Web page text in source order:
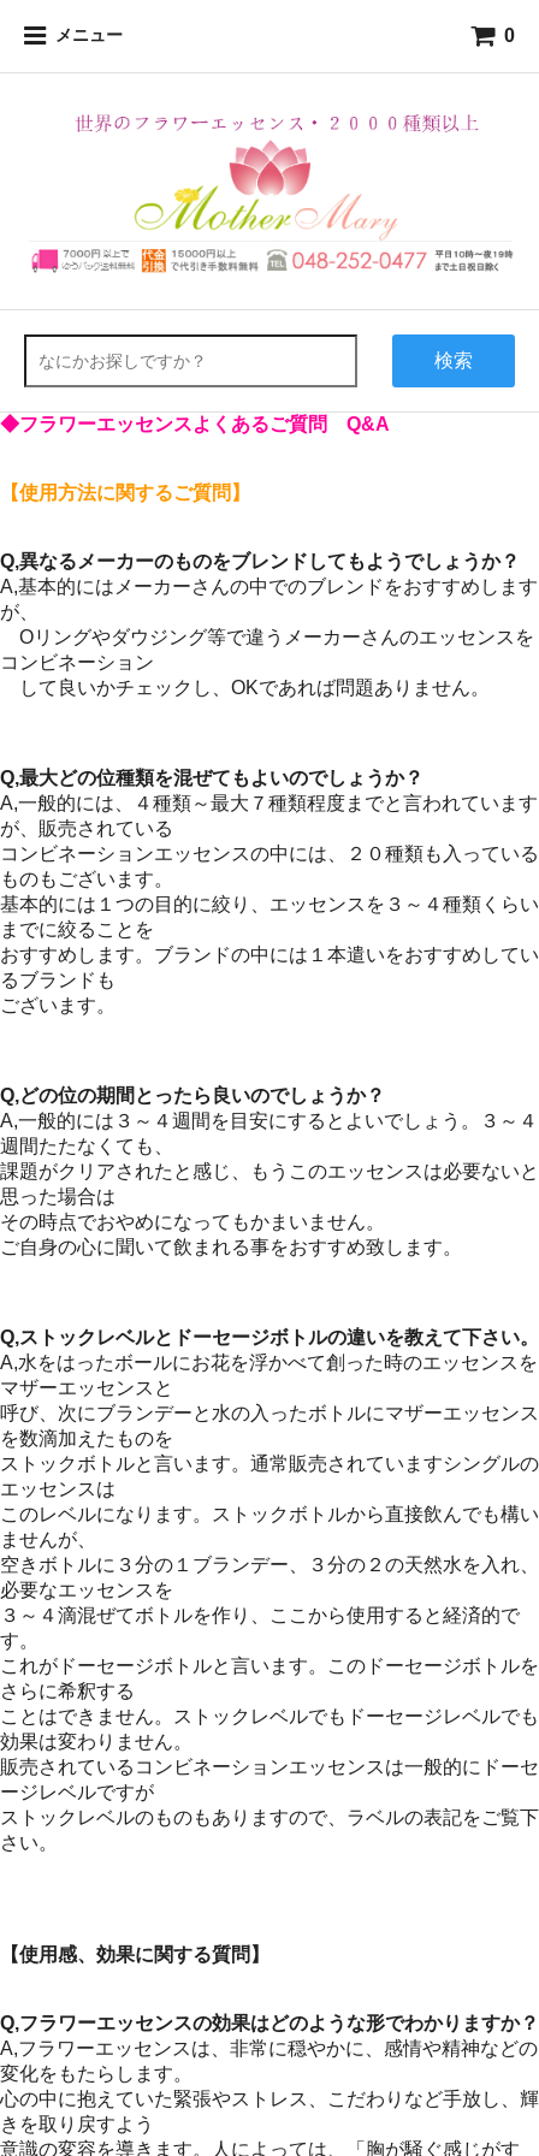
メニュー 0
検索
◆フラワーエッセンスよくあるご質問 Q&A
【使用方法に関するご質問】
Q,異なるメーカーのものをブレンドしてもようでしょうか？
A,基本的にはメーカーさんの中でのブレンドをおすすめします
が、
Oリングやダウジング等で違うメーカーさんのエッセンスを
コンビネーション
して良いかチェックし、OKであれば問題ありません。
Q,最大どの位種類を混ぜてもよいのでしょうか？
A,一般的には、４種類～最大７種類程度までと言われています
が、販売されている
コンビネーションエッセンスの中には、２０種類も入っている
ものもございます。
基本的には１つの目的に絞り、エッセンスを３～４種類くらい
までに絞ることを
おすすめします。ブランドの中には１本遣いをおすすめしてい
るブランドも
ございます。
Q,どの位の期間とったら良いのでしょうか？
A,一般的には３～４週間を目安にするとよいでしょう。３～４
週間たたなくても、
課題がクリアされたと感じ、もうこのエッセンスは必要ないと
思った場合は
その時点でおやめになってもかまいません。
ご自身の心に聞いて飲まれる事をおすすめ致します。
Q,ストックレベルとドーセージボトルの違いを教えて下さい。
A,水をはったボールにお花を浮かべて創った時のエッセンスを
マザーエッセンスと
呼び、次にブランデーと水の入ったボトルにマザーエッセンス
を数滴加えたものを
ストックボトルと言います。通常販売されていますシングルの
エッセンスは
このレベルになります。ストックボトルから直接飲んでも構い
ませんが、
空きボトルに３分の１ブランデー、３分の２の天然水を入れ、
必要なエッセンスを
３～４滴混ぜてボトルを作り、ここから使用すると経済的で
す。
これがドーセージボトルと言います。このドーセージボトルを
さらに希釈する
ことはできません。ストックレベルでもドーセージレベルでも
効果は変わりません。
販売されているコンビネーションエッセンスは一般的にドーセ
ージレベルですが
ストックレベルのものもありますので、ラベルの表記をご覧下
さい。
【使用感、効果に関する質問】
Q,フラワーエッセンスの効果はどのような形でわかりますか？
A,フラワーエッセンスは、非常に穏やかに、感情や精神などの
変化をもたらします。
心の中に抱えていた緊張やストレス、こだわりなど手放し、輝
きを取り戻すよう
意識の変容を導きます。人によっては、「胸が騒ぐ感じがす